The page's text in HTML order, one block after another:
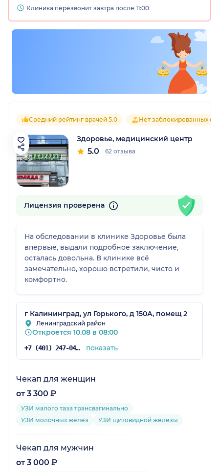
Клиника перезвонит завтра после 11:00
Средний рейтинг врачей 5.0 Нет заблокированных
Здоровье, медицинский центр
5.0 62 отзыва
Лицензия проверена
На обследовании в клинике Здоровье была
впервые, выдали подробное заключение,
осталась довольна. В клинике всё
замечательно, хорошо встретили, чисто и
комфортно.
г Калининград, ул Горького, д 150А, помещ 2
Ленинградский район
Откроется 10.08 в 08:00
+7 (401) 247-04-90 показать
Чекап для женщин
от 3 300 ₽
УЗИ малого таза трансвагинально
УЗИ молочных желез
УЗИ щитовидной железы
Чекап для мужчин
от 3 000 ₽